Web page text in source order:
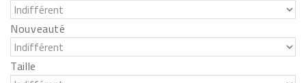
Nouveauté
Taille